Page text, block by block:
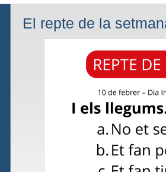
El repte de la